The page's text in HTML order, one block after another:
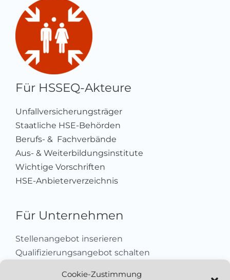
Cookie-Zustimmung
Für HSSEQ-Akteure
Unfallversicherungsträger
Staatliche HSE-Behörden
Berufs- & Fachverbände
Aus- & Weiterbildungsinstitute
Wichtige Vorschriften
HSE-Anbieterverzeichnis
Für Unternehmen
Stellenangebot inserieren
Qualifizierungsangebot schalten